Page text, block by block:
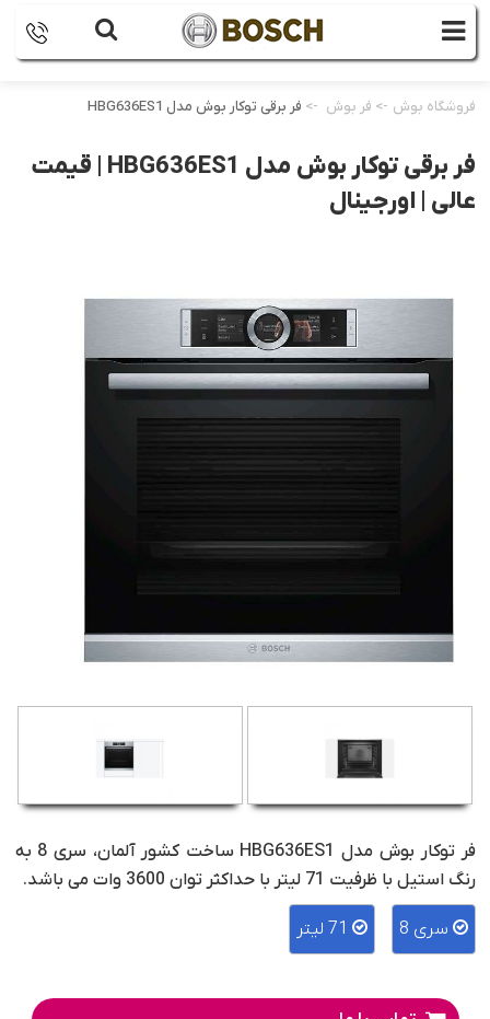
فروشگاه بوش -> فر بوش -> فر برقی توکار بوش مدل HBG636ES1
فر برقی توکار بوش مدل HBG636ES1 | قیمت
عالی | اورجینال
فر توکار بوش مدل HBG636ES1 ساخت کشور آلمان، سری 8 به
رنگ استیل با ظرفیت 71 لیتر با حداکثر توان 3600 وات می باشد.
سری 8